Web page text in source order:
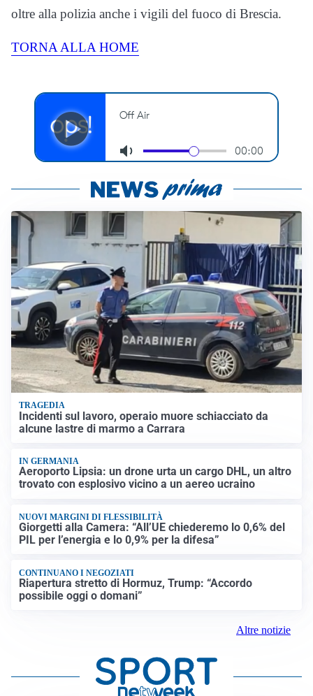
oltre alla polizia anche i vigili del fuoco di Brescia.
TORNA ALLA HOME
TRAGEDIA
Incidenti sul lavoro, operaio muore schiacciato da
alcune lastre di marmo a Carrara
IN GERMANIA
Aeroporto Lipsia: un drone urta un cargo DHL, un altro
trovato con esplosivo vicino a un aereo ucraino
NUOVI MARGINI DI FLESSIBILITÀ
Giorgetti alla Camera: “All’UE chiederemo lo 0,6% del
PIL per l’energia e lo 0,9% per la difesa”
CONTINUANO I NEGOZIATI
Riapertura stretto di Hormuz, Trump: “Accordo
possibile oggi o domani”
Altre notizie